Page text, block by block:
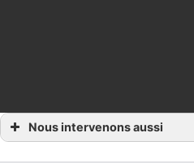
Nous intervenons aussi